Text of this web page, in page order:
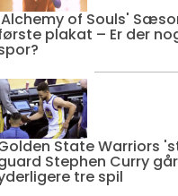
of Souls'
plakat – Er der
State Warriors
Stephen Curry
tre spil